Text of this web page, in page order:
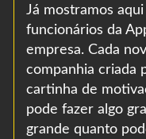
Já mostramos
funcionários da
empresa. Cada
companhia criada
cartinha de
pode fazer algo
grande quanto